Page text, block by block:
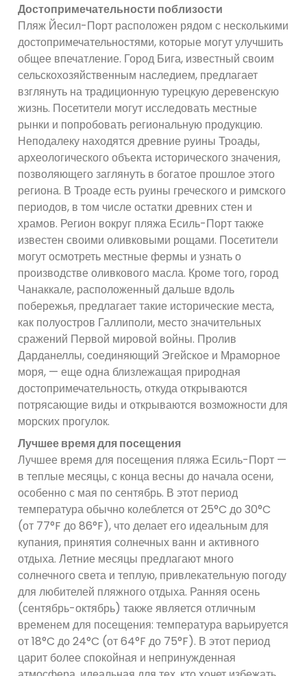
Достопримечательности поблизости
Пляж Йесил-Порт расположен рядом с несколькими
достопримечательностями, которые могут улучшить
общее впечатление. Город Бига, известный своим
сельскохозяйственным наследием, предлагает
взглянуть на традиционную турецкую деревенскую
жизнь. Посетители могут исследовать местные
рынки и попробовать региональную продукцию.
Неподалеку находятся древние руины Троады,
археологического объекта исторического значения,
позволяющего заглянуть в богатое прошлое этого
региона. В Троаде есть руины греческого и римского
периодов, в том числе остатки древних стен и
храмов. Регион вокруг пляжа Есиль-Порт также
известен своими оливковыми рощами. Посетители
могут осмотреть местные фермы и узнать о
производстве оливкового масла. Кроме того, город
Чанаккале, расположенный дальше вдоль
побережья, предлагает такие исторические места,
как полуостров Галлиполи, место значительных
сражений Первой мировой войны. Пролив
Дарданеллы, соединяющий Эгейское и Мраморное
моря, — еще одна близлежащая природная
достопримечательность, откуда открываются
потрясающие виды и открываются возможности для
морских прогулок.
Лучшее время для посещения
Лучшее время для посещения пляжа Есиль-Порт —
в теплые месяцы, с конца весны до начала осени,
особенно с мая по сентябрь. В этот период
температура обычно колеблется от 25°C до 30°C
(от 77°F до 86°F), что делает его идеальным для
купания, принятия солнечных ванн и активного
отдыха. Летние месяцы предлагают много
солнечного света и теплую, привлекательную погоду
для любителей пляжного отдыха. Ранняя осень
(сентябрь-октябрь) также является отличным
временем для посещения: температура варьируется
от 18°C ​​до 24°C (от 64°F до 75°F). В этот период
царит более спокойная и непринужденная